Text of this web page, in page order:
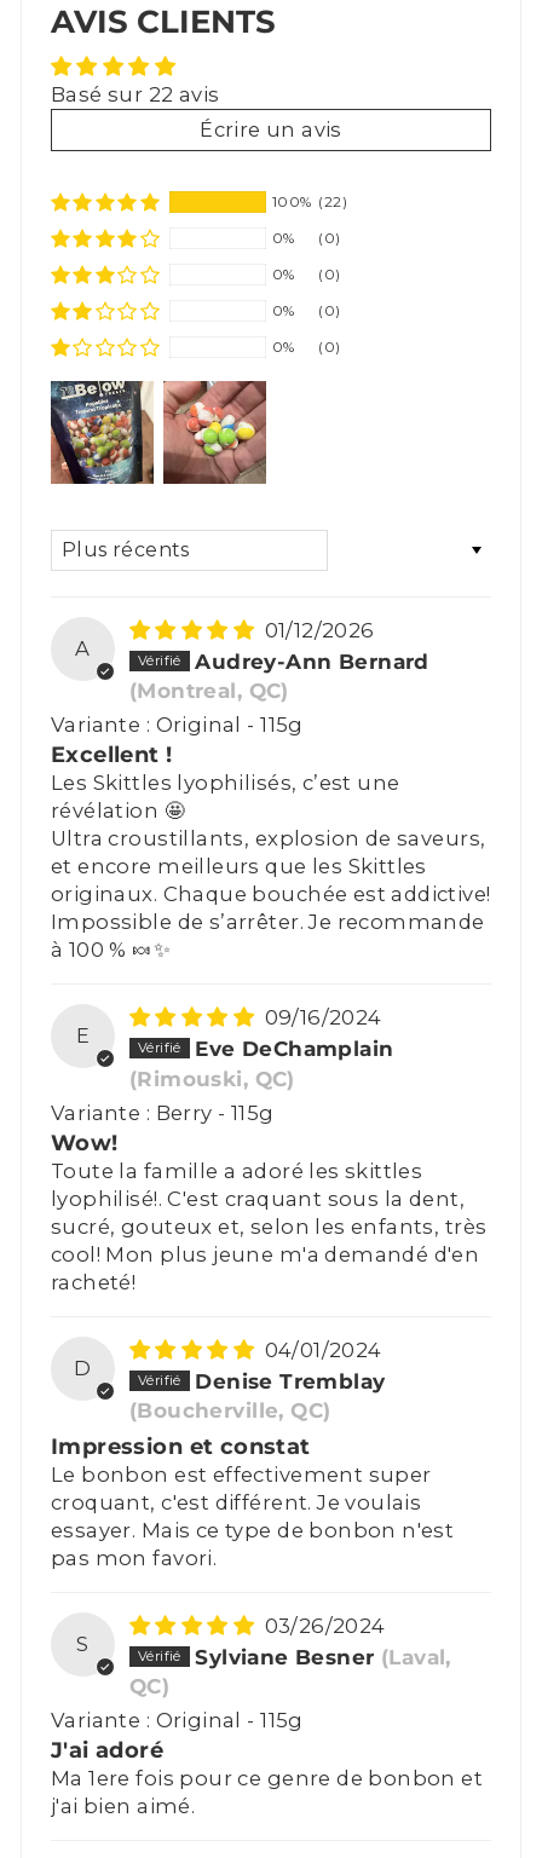
AVIS CLIENTS
Basé sur 22 avis
Écrire un avis
100% (22)
0%
(0)
0%
(0)
0%
(0)
0%
(0)
SORT BY
A
01/12/2026
Audrey-Ann Bernard
(Montreal, QC)
Original - 115g
Excellent !
Les Skittles lyophilisés, c’est une
révélation 🤩
Ultra croustillants, explosion de saveurs,
et encore meilleurs que les Skittles
originaux. Chaque bouchée est addictive!
Impossible de s’arrêter. Je recommande
à 100 % 🍬✨
E
09/16/2024
Eve DeChamplain
(Rimouski, QC)
Berry - 115g
Wow!
Toute la famille a adoré les skittles
lyophilisé!. C'est craquant sous la dent,
sucré, gouteux et, selon les enfants, très
cool! Mon plus jeune m'a demandé d'en
racheté!
D
04/01/2024
Denise Tremblay
(Boucherville, QC)
Impression et constat
Le bonbon est effectivement super
croquant, c'est différent. Je voulais
essayer. Mais ce type de bonbon n'est
pas mon favori.
S
03/26/2024
Sylviane Besner (Laval,
QC)
Original - 115g
J'ai adoré
Ma 1ere fois pour ce genre de bonbon et
j'ai bien aimé.